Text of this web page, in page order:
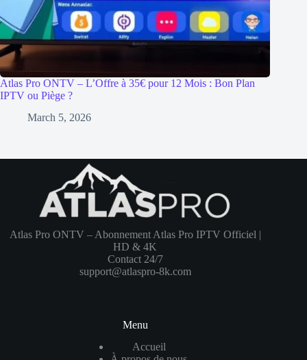
Atlas Pro ONTV – L’Offre à 35€ pour 12 Mois : Bon Plan
IPTV ou Piège ?
March 5, 2026
Atlas Pro ONTV – Abonnement Atlas Pro IPTV Officiel |
HD & 4K
Contact 24/7
support@atlaspro-8k.com
Menu
Accueil